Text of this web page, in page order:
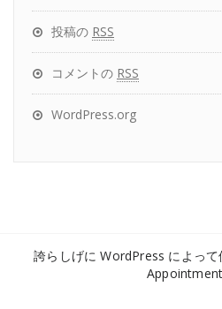
投稿の RSS
コメントの RSS
WordPress.org
誇らしげに WordPress によって